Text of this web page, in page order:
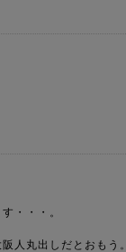
・・・。
人丸出しだとおもう。